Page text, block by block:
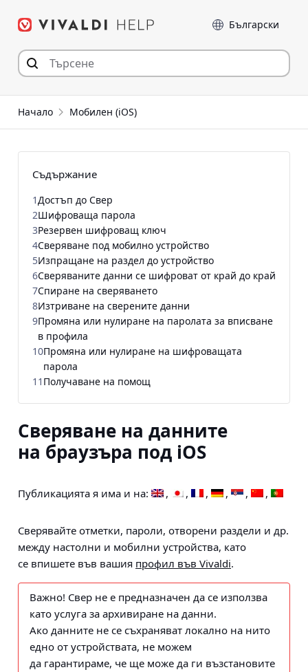
към съдържанието
Език
Начало Мобилен (iOS)
Сверяване на данните
на браузъра под iOS
Публикацията я има и на:
Сверявайте отметки, пароли, отворени раздели и др.
между настолни и мобилни устройства, като
се впишете във вашия профил във Vivaldi.
Важно! Свер не е предназначен да се използва
като услуга за архивиране на данни.
Ако данните не се съхраняват локално на нито
едно от устройствата, не можем
да гарантираме, че ще може да ги възстановите
Съдържание
1Достъп до Свер
2Шифроваща парола
3Резервен шифроващ ключ
4Сверяване под мобилно устройство
5Изпращане на раздел до устройство
6Сверяваните данни се шифроват от край до край
7Спиране на сверяването
8Изтриване на сверените данни
9Промяна или нулиране на паролата за вписване
в профила
10Промяна или нулиране на шифроващата
парола
11 Получаване на помощ